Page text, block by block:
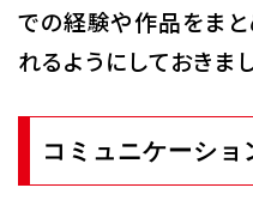
での経験や作品をまと
れるようにしておきまし
コミュニケーショ